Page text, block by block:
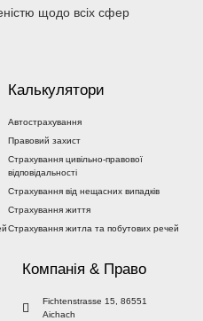
щодо всіх сфер
Калькулятори
Автострахування
Правовий захист
Страхування цивільно-правової
відповідальності
Страхування від нещасних випадків
Страхування життя
Страхування житла та побутових речей
Компанія & Право
Fichtenstrasse 15, 86551
Aichach